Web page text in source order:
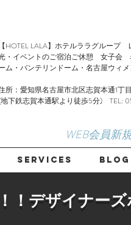
【HOTEL LALA】ホテルララグループ
・イベントのご宿泊ご休憩 女子会
ム・バンテリンドーム・名古屋ウィ
所：愛知県名古屋市北区志賀本通1丁
下鉄志賀本通駅より徒歩5分) TEL:
WEB会員新
！デザイナーズ
SERVICES Blog